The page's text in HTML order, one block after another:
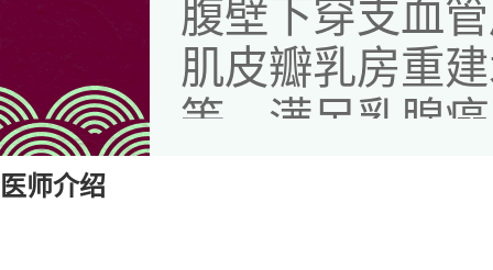
腹壁下穿支血
肌皮瓣乳房重
等，满足乳腺
医师介绍